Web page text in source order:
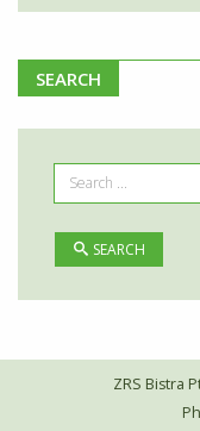
SEARCH
SEARCH
ZRS Bistra